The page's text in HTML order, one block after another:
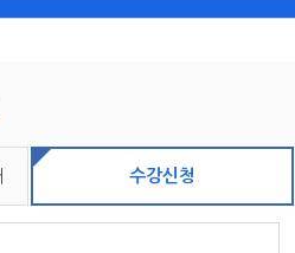
수강신청